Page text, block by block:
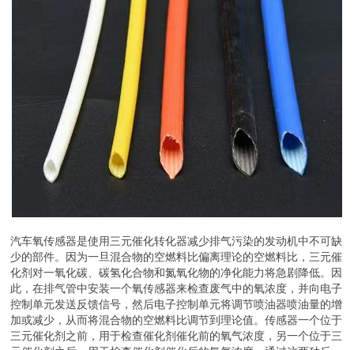
气或因缺火产生的废气中含有较多的氧，但仍比大气中的氧少的多。
氧传感器是利用陶瓷敏感元件测量汽车排气管道中的氧电势，由化学
平衡原理计算出对应的氧浓度，达到监测和控制燃烧空燃比，以保证
产品质量及尾气排放达标的测量元件。